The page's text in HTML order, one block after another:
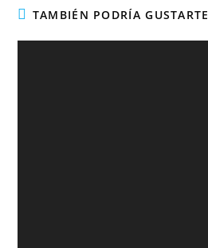
TAMBIÉN PODRÍA GUSTARTE